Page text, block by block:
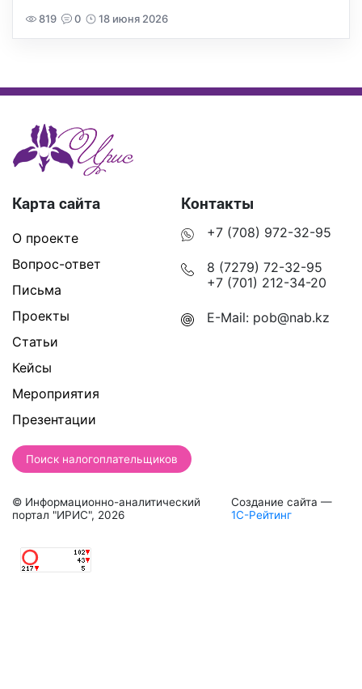
819 0 18 июня 2026
Карта сайта
О проекте
Вопрос-ответ
Письма
Проекты
Статьи
Кейсы
Мероприятия
Презентации
Контакты
+7 (708) 972-32-95
8 (7279) 72-32-95
+7 (701) 212-34-20
E-Mail: pob@nab.kz
Поиск налогоплательщиков
© Информационно-аналитический
портал "ИРИС", 2026
Создание сайта —
1С-Рейтинг